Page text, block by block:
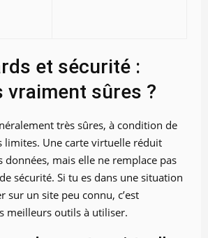
et sécurité :
vraiment sûres ?
très sûres, à condition de
limites. Une carte virtuelle réduit
données, mais elle ne remplace pas
sécurité. Si tu es dans une situation
sur un site peu connu, c’est
meilleurs outils à utiliser.